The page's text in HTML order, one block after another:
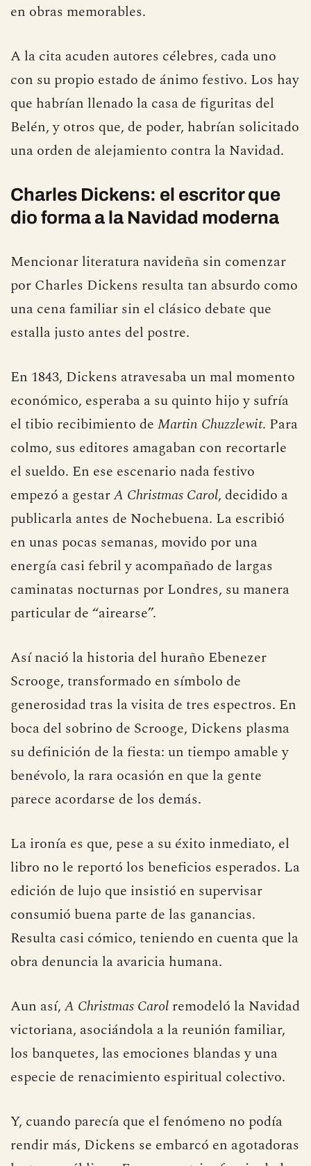
en obras memorables.
A la cita acuden autores célebres, cada uno
con su propio estado de ánimo festivo. Los hay
que habrían llenado la casa de figuritas del
Belén, y otros que, de poder, habrían solicitado
una orden de alejamiento contra la Navidad.
Charles Dickens: el escritor que
dio forma a la Navidad moderna
Mencionar literatura navideña sin comenzar
por Charles Dickens resulta tan absurdo como
una cena familiar sin el clásico debate que
estalla justo antes del postre.
En 1843, Dickens atravesaba un mal momento
económico, esperaba a su quinto hijo y sufría
el tibio recibimiento de Martin Chuzzlewit. Para
colmo, sus editores amagaban con recortarle
el sueldo. En ese escenario nada festivo
empezó a gestarA Christmas Carol, decidido a
publicarla antes de Nochebuena. La escribió
en unas pocas semanas, movido por una
energía casi febril y acompañado de largas
caminatas nocturnas por Londres, su manera
particular de “airearse”.
Así nació la historia del huraño Ebenezer
Scrooge, transformado en símbolo de
generosidad tras la visita de tres espectros. En
boca del sobrino de Scrooge, Dickens plasma
su definición de la fiesta: un tiempo amable y
benévolo, la rara ocasión en que la gente
parece acordarse de los demás.
La ironía es que, pese a su éxito inmediato, el
libro no le reportó los beneficios esperados. La
edición de lujo que insistió en supervisar
consumió buena parte de las ganancias.
Resulta casi cómico, teniendo en cuenta que la
obra denuncia la avaricia humana.
Aun así, A Christmas Carol remodeló la Navidad
victoriana, asociándola a la reunión familiar,
los banquetes, las emociones blandas y una
especie de renacimiento espiritual colectivo.
Y, cuando parecía que el fenómeno no podía
rendir más, Dickens se embarcó en agotadoras